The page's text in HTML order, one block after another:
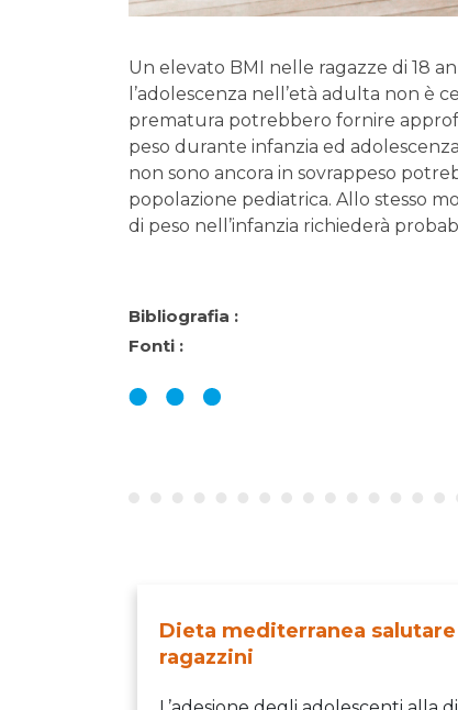
Un elevato BMI nelle ragazze di 18
l’adolescenza nell’età adulta non è
prematura potrebbero fornire
peso durante infanzia ed
non sono ancora in sovrappeso
popolazione pediatrica. Allo stesso
di peso nell’infanzia richiederà
Bibliografia :
Fonti :
Dieta mediterranea
ragazzini